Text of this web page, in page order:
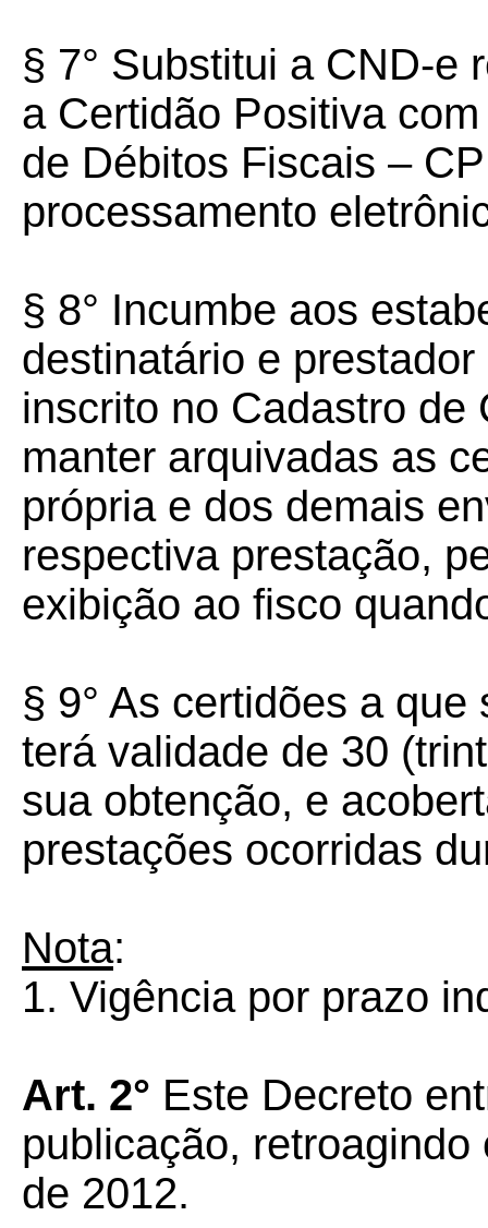
§ 7° Substitui a CND-e
a Certidão Positiva
de Débitos Fiscais –
processamento
§ 8° Incumbe aos
destinatário e
inscrito no Cadastro de
manter arquivadas as
própria e dos demais
respectiva prestação,
exibição ao fisco
§ 9° As certidões a
terá validade de 30
sua obtenção, e
prestações ocorridas
Nota:
1. Vigência por prazo
Art. 2° Este Decreto
publicação,
de 2012.